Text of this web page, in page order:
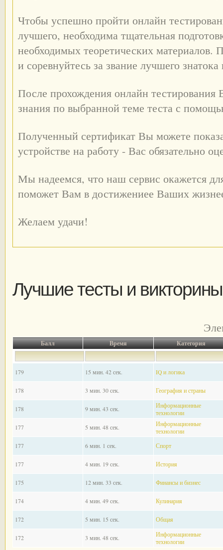
Чтобы успешно пройти онлайн
лучшего, необходима тщательная
необходимых теоретических материалов.
и соревнуйтесь за звание лучшего
После прохождения онлайн тестирования
знания по выбранной теме теста с
Полученный сертификат Вы можете
устройстве на работу - Вас обязательно
Мы надеемся, что наш сервис окажется
поможет Вам в достижениее Ваших
Желаем удачи!
Лучшие тесты и викторины
Балл Время Категория
179 15 мин. 42 сек. IQ и логика
178 3 мин. 30 сек. География и страны
178 9 мин. 43 сек.
Информационные
технологии
177
5 мин. 48 сек.
Информационные
технологии
177
6 мин. 1 сек. Спорт
177 4 мин. 19 сек. История
175 12 мин. 33 сек. Финансы и бизнес
174 4 мин. 49 сек. Кулинария
172 5 мин. 15 сек. Общая
172 3 мин. 48 сек.
Информационные
технологии